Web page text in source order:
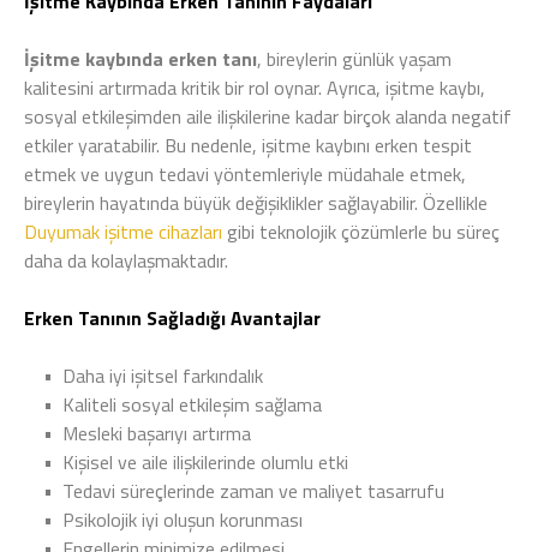
İşitme kaybında erken tanı, bireylerin günlük yaşam
kalitesini artırmada kritik bir rol oynar. Ayrıca, işitme kaybı,
sosyal etkileşimden aile ilişkilerine kadar birçok alanda negatif
etkiler yaratabilir. Bu nedenle, işitme kaybını erken tespit
etmek ve uygun tedavi yöntemleriyle müdahale etmek,
bireylerin hayatında büyük değişiklikler sağlayabilir. Özellikle
Duyumak işitme cihazları gibi teknolojik çözümlerle bu süreç
daha da kolaylaşmaktadır.
Erken Tanının Sağladığı Avantajlar
• Daha iyi işitsel farkındalık
• Kaliteli sosyal etkileşim sağlama
• Mesleki başarıyı artırma
• Kişisel ve aile ilişkilerinde olumlu etki
• Tedavi süreçlerinde zaman ve maliyet tasarrufu
• Psikolojik iyi oluşun korunması